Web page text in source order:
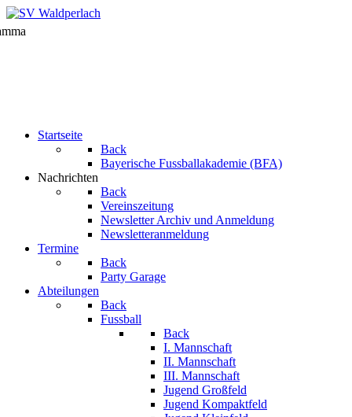
Startseite
Back
Bayerische Fussballakademie (BFA)
Nachrichten
Back
Vereinszeitung
Newsletter Archiv und Anmeldung
Newsletteranmeldung
Termine
Back
Party Garage
Abteilungen
Back
Fussball
Back
I. Mannschaft
II. Mannschaft
III. Mannschaft
Jugend Großfeld
Jugend Kompaktfeld